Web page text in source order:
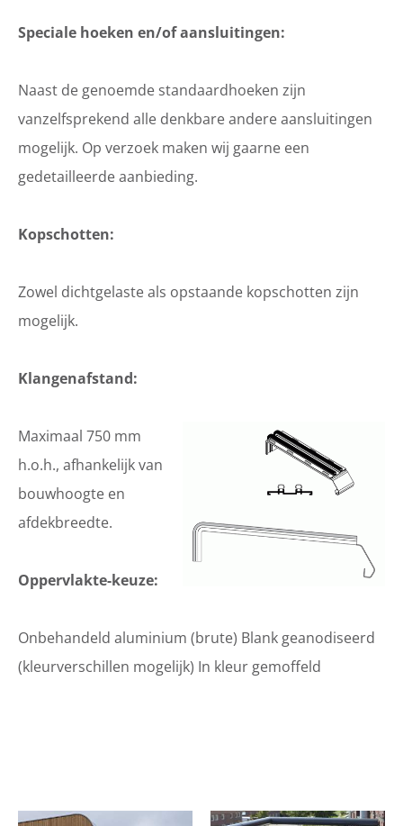
Speciale hoeken en/of aansluitingen:
Naast de genoemde standaardhoeken zijn
vanzelfsprekend alle denkbare andere aansluitingen
mogelijk. Op verzoek maken wij gaarne een
gedetailleerde aanbieding.
Kopschotten:
Zowel dichtgelaste als opstaande kopschotten zijn
mogelijk.
Klangenafstand:
Maximaal 750 mm
h.o.h., afhankelijk van
bouwhoogte en
afdekbreedte.
Oppervlakte-keuze:
Onbehandeld aluminium (brute) Blank geanodiseerd
(kleurverschillen mogelijk) In kleur gemoffeld